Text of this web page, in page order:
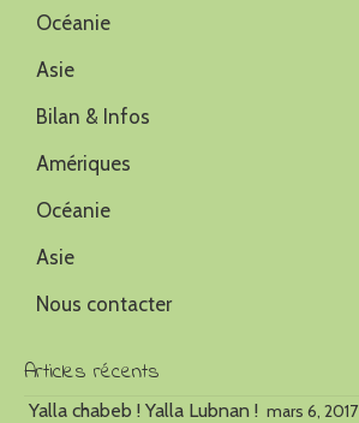
Océanie
Asie
Bilan & Infos
Amériques
Océanie
Asie
Nous contacter
Articles récents
Yalla chabeb ! Yalla Lubnan ! mars 6, 2017